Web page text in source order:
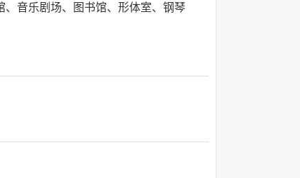
音乐剧场、图书馆、形体室、钢琴